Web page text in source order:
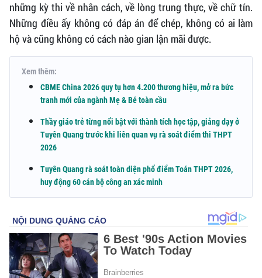
những kỳ thi về nhân cách, về lòng trung thực, về chữ tín.
Những điều ấy không có đáp án để chép, không có ai làm
hộ và cũng không có cách nào gian lận mãi được.
Xem thêm:
CBME China 2026 quy tụ hơn 4.200 thương hiệu, mở ra bức
tranh mới của ngành Mẹ & Bé toàn cầu
Thầy giáo trẻ từng nổi bật với thành tích học tập, giảng dạy ở
Tuyên Quang trước khi liên quan vụ rà soát điểm thi THPT
2026
Tuyên Quang rà soát toàn diện phổ điểm Toán THPT 2026,
huy động 60 cán bộ công an xác minh